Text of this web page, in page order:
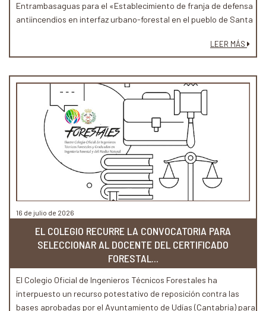
Entrambasaguas para el «Establecimiento de franja de defensa
antiincendios en interfaz urbano-forestal en el pueblo de Santa
LEER MÁS
16 de julio de 2026
EL COLEGIO RECURRE LA CONVOCATORIA PARA
SELECCIONAR AL DOCENTE DEL CERTIFICADO
FORESTAL...
El Colegio Oficial de Ingenieros Técnicos Forestales ha
interpuesto un recurso potestativo de reposición contra las
bases aprobadas por el Ayuntamiento de Udías (Cantabria) para